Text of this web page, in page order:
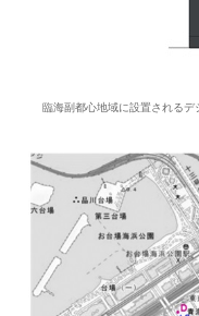
臨海副都心地域に設置されるデ